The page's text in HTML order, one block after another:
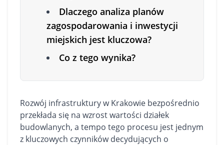
Dlaczego analiza planów
zagospodarowania i inwestycji
miejskich jest kluczowa?
Co z tego wynika?
Rozwój infrastruktury w Krakowie bezpośrednio
przekłada się na wzrost wartości działek
budowlanych, a tempo tego procesu jest jednym
z kluczowych czynników decydujących o